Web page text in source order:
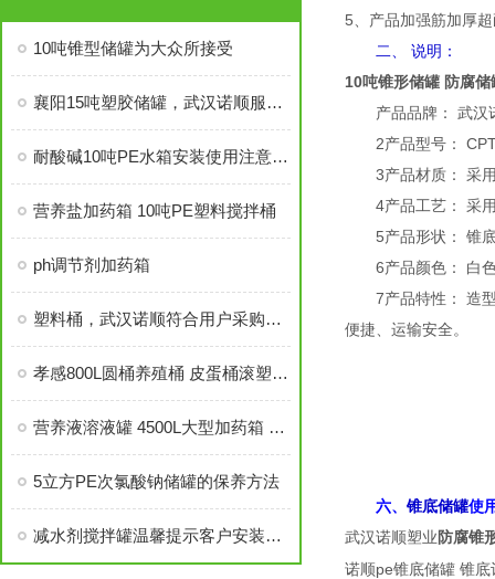
10吨锥型储罐为大众所接受
襄阳15吨塑胶储罐，武汉诺顺服务很全面
耐酸碱10吨PE水箱安装使用注意事项
营养盐加药箱 10吨PE塑料搅拌桶
ph调节剂加药箱
塑料桶，武汉诺顺符合用户采购要求！
孝感800L圆桶养殖桶 皮蛋桶滚塑敞口塑料桶
营养液溶液罐 4500L大型加药箱 水处理ph调节罐 耐冲击耐腐蚀
5立方PE次氯酸钠储罐的保养方法
减水剂搅拌罐温馨提示客户安装说明应注意事项
5、产品加强筋加厚
二、 说明：
10吨锥形储罐 防腐储
产品品牌： 武汉
2产品型号： CPT-
3产品材质： 采用
4产品工艺： 采用
5产品形状： 锥底
6产品颜色： 白色
7产品特性： 造型
便捷、运输安全。
六、 锥底储罐使
武汉诺顺塑业 防腐锥
诺顺pe锥底储罐 锥